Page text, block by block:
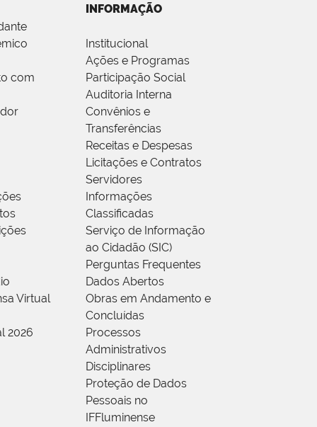
com
Virtual
2026
INFORMAÇÃO
Institucional
Ações e Programas
Participação Social
Auditoria Interna
Convênios e
Transferências
Receitas e Despesas
Licitações e Contratos
Servidores
Informações
Classificadas
Serviço de Informação
ao Cidadão (SIC)
Perguntas Frequentes
Dados Abertos
Obras em Andamento e
Concluídas
Processos
Administrativos
Disciplinares
Proteção de Dados
Pessoais no
IFFluminense